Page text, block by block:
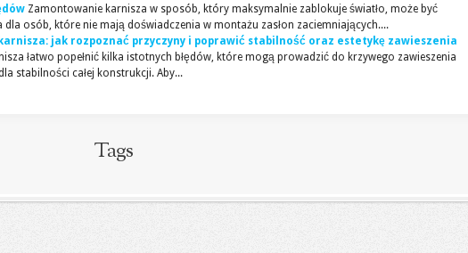
Zamontowanie karnisza w sposób, który maksymalnie zablokuje światło, może być
dla osób, które nie mają doświadczenia w montażu zasłon zaciemniających....
karnisza: jak rozpoznać przyczyny i poprawić stabilność oraz estetykę zawieszenia
łatwo popełnić kilka istotnych błędów, które mogą prowadzić do krzywego zawieszenia
stabilności całej konstrukcji. Aby...
Tags